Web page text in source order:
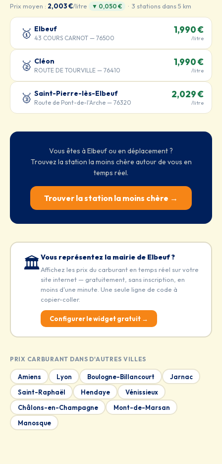
Prix moyen : 2,003 €/litre ▼ 0,050 € · 3 stations dans 5 km
🥇 Elbeuf
43 COURS CARNOT — 76500
1,990 €
/litre
🥈 Cléon
ROUTE DE TOURVILLE — 76410
1,990 €
/litre
🥉 Saint-Pierre-lès-Elbeuf
Route de Pont-de-l'Arche — 76320
2,029 €
/litre
Vous êtes à Elbeuf ou en déplacement ?
Trouvez la station la moins chère autour de vous en
temps réel.
Trouver la station la moins chère →
🏛️Vous représentez la mairie de Elbeuf ?
Affichez les prix du carburant en temps réel sur votre
site internet — gratuitement, sans inscription, en
moins d'une minute. Une seule ligne de code à
copier-coller.
Configurer le widget gratuit →
PRIX CARBURANT DANS D'AUTRES VILLES
Amiens Lyon Boulogne-Billancourt
Jarnac
Saint-Raphaël
Hendaye
Vénissieux
Châlons-en-Champagne
Mont-de-Marsan
Manosque